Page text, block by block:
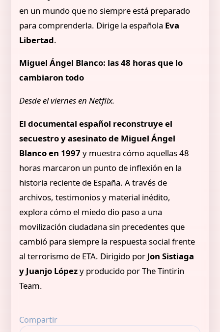
en un mundo que no siempre está preparado
para comprenderla. Dirige la española Eva
Libertad.
Miguel Ángel Blanco: las 48 horas que lo
cambiaron todo
Desde el viernes en Netflix.
El documental español reconstruye el
secuestro y asesinato de Miguel Ángel
Blanco en 1997 y muestra cómo aquellas 48
horas marcaron un punto de inflexión en la
historia reciente de España. A través de
archivos, testimonios y material inédito,
explora cómo el miedo dio paso a una
movilización ciudadana sin precedentes que
cambió para siempre la respuesta social frente
al terrorismo de ETA. Dirigido por Jon Sistiaga
y Juanjo Lópezy producido por The Tintirin
Team.
Compartir